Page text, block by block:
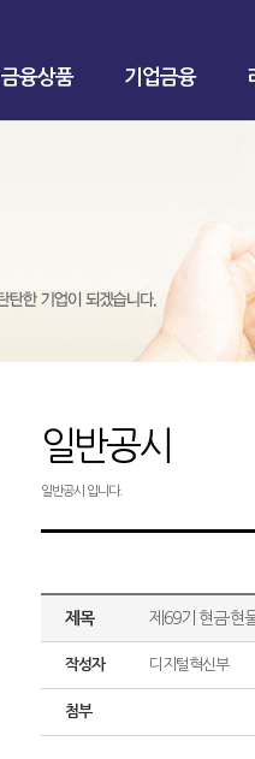
금융상품 기업금융
일반공시
일반공시 입니다.
제목 제69기 현금·현
작성자 디지털혁신부
첨부